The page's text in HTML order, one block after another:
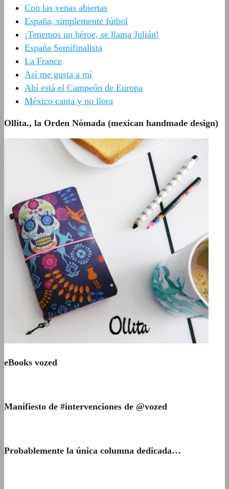
Con las venas abiertas
España, simplemente fútbol
¡Tenemos un héroe, se llama Julián!
España Semifinalista
La France
Así me gusta a mí
Ahí está el Campeón de Europa
México canta y no llora
Ollita., la Orden Nómada (mexican handmade design)
eBooks vozed
Manifiesto de #intervenciones de @vozed
Probablemente la única columna dedicada…